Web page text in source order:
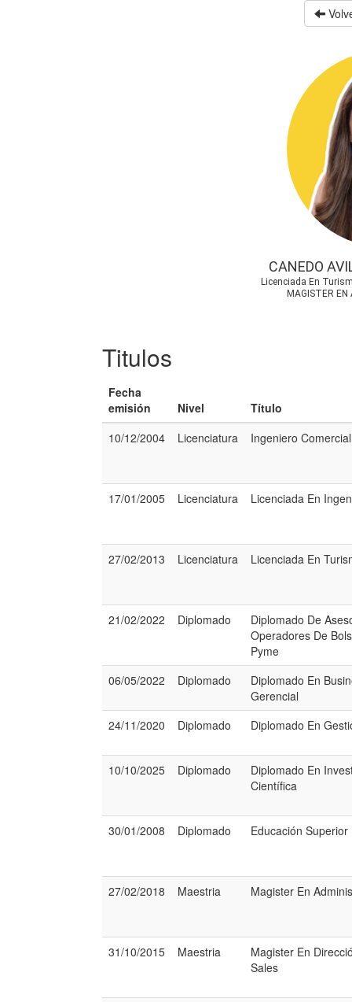
CANEDO
Licenciada En
MAGISTER
Titulos
Fecha
emisión
Nivel
Título
10/12/2004
Licenciatura Ingeniero Comercial
17/01/2005 Licenciatura Licenciada En
27/02/2013 Licenciatura Licenciada En
21/02/2022 Diplomado
Diplomado De
Operadores De
Pyme
06/05/2022
Diplomado
Diplomado En
Gerencial
24/11/2020
Diplomado Diplomado En
10/10/2025 Diplomado
Diplomado En
Científica
30/01/2008 Diplomado Educación Superior
27/02/2018 Maestria Magister En
31/10/2015 Maestria
Magister En
Sales